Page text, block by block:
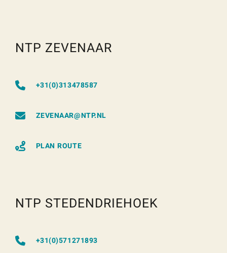
NTP ZEVENAAR
+31(0)313478587
ZEVENAAR@NTP.NL
PLAN ROUTE
NTP STEDENDRIEHOEK
+31(0)571271893